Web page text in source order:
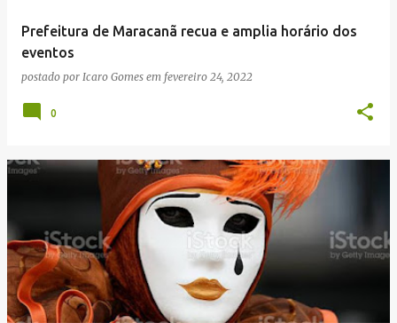
Prefeitura de Maracanã recua e amplia horário dos
eventos
postado por Icaro Gomes em fevereiro 24, 2022
0